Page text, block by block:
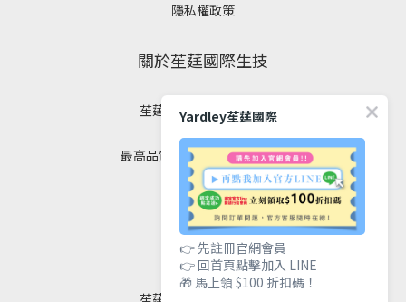
隱私權政策
關於苼莛國際生技
苼莛國際生技有限公司
最高品質｜安全｜健康｜美麗
聯絡我們
苼莛國際生技有限公司
Yardley苼莛國際
👉 先註冊官網會員
👉 回首頁點擊加入 LINE
🎁 馬上領 $100 折扣碼！